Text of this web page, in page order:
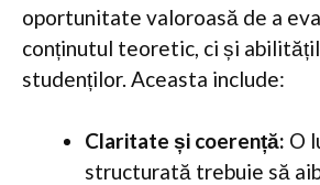
oportunitate valoroasă de a
conținutul teoretic, ci și
studenților. Aceasta include:
Claritate și coerență: O
structurată trebuie să